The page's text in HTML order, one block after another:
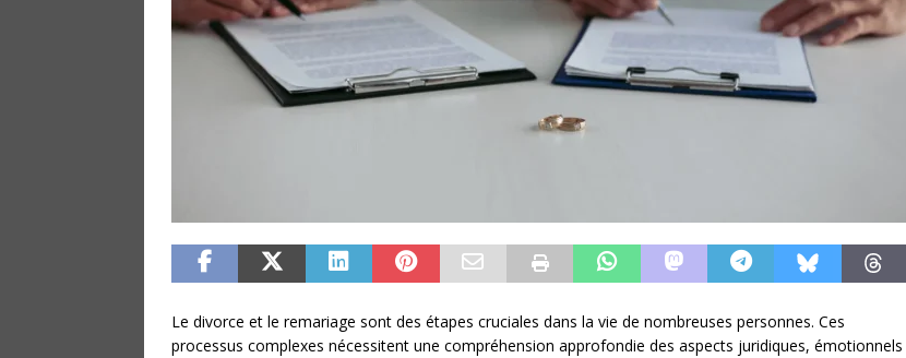
Le divorce et le remariage sont des étapes cruciales dans la vie de nombreuses personnes. Ces
processus complexes nécessitent une compréhension approfondie des aspects juridiques, émotionnels